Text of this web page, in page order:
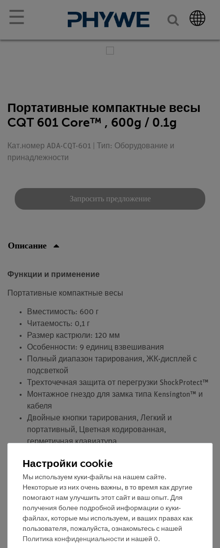
☰
Портативные компактные весы
CQT 601 Core™ , 600g / 0.1g
Кат.номер ADA-CQT-601 | Тип: Оборудование и
принадлежности
Запросить предложение
Описание
Функции и применение
Портативные компактные весы
Вместимость: 600 г
Читаемость: 0,1 г
Размер кастрюли: 120 мм
Особенности: 9 единиц взвешивания
Полный диапазон тарирования, ЖК-дисплей с
подсветкой
Трехточечная защита от перегрузки ShockProtect™
Монтажное гнездо для замка типа Kensington™ и
кабеля
Двойные кнопки тарирования, Легкий и
портативный, Цветная кодированная,
герметичная клавиатура
Функция автоматического перехода в режим сна/
выключения для экономии заряда батареи,
автоматическое отключение питания, индикация
низкого заряда батареи
Медиа / Загрузки
Настройки cookie
Мы используем куки-файлы на нашем сайте.
Некоторые из них очень важны, в то время как другие
помогают нам улучшить этот сайт и ваш опыт. Для
получения более подробной информации о куки-
файлах, которые мы используем, и ваших правах как
пользователя, пожалуйста, ознакомьтесь с нашей
Политика конфиденциальности и нашей 0.